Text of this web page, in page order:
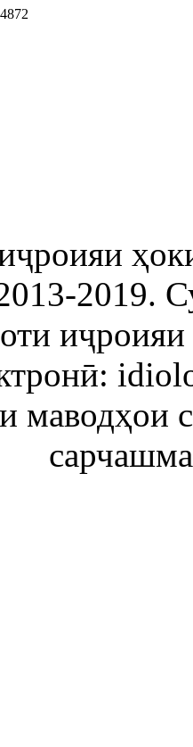
2019.
иҷроияи
маводҳои